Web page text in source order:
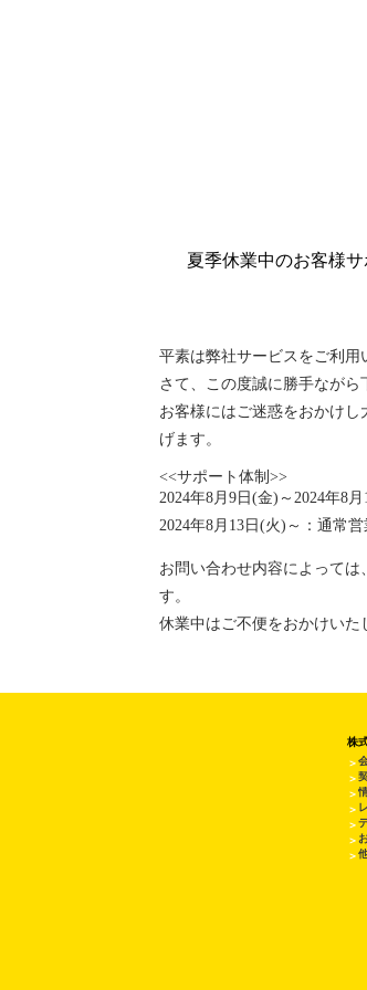
夏季休業中のお客様
平素は弊社サービスをご利用
さて、この度誠に勝手ながら
お客様にはご迷惑をおかけ
げます。
<<サポート体制>>
2024年8月9日(金)～2024年8
2024年8月13日(火)～：通常
お問い合わせ内容によって
す。
休業中はご不便をおかけいた
株
＞
＞
＞
＞
＞
＞
＞